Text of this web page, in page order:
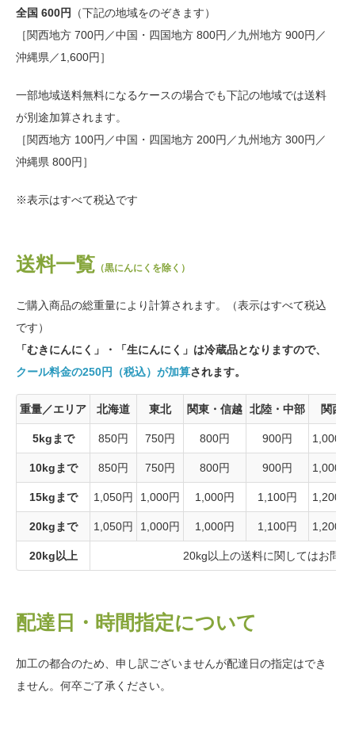
全国 600円
（下記の地域をのぞきます）
［関西地方 700円／中国・四国地方 800円／九州地方 900円／
沖縄県／1,600円］
一部地域送料無料になるケースの場合でも下記の地域では送料
が別途加算されます。
［関西地方 100円／中国・四国地方 200円／九州地方 300円／
沖縄県 800円］
※表示はすべて税込です
送料一覧 （黒にんにくを除く）
ご購入商品の総重量により計算されます。（表示はすべて税込
です）
「むきにんにく」・「生にんにく」は冷蔵品となりますので、
クール料金の250円（税込）が加算されます。
重量／エリア 北海道 東北 関東・信越 北陸・中部 関西
5kgまで 850円 750円 800円 900円 1,000円
10kgまで 850円 750円 800円 900円 1,000円
15kgまで 1,050円 1,000円 1,000円 1,100円 1,200円
20kgまで 1,050円 1,000円 1,000円 1,100円 1,200円
20kg以上 20kg以上の送料に関してはお問
配達日・時間指定について
加工の都合のため、申し訳ございませんが配達日の指定はでき
ません。何卒ご了承ください。